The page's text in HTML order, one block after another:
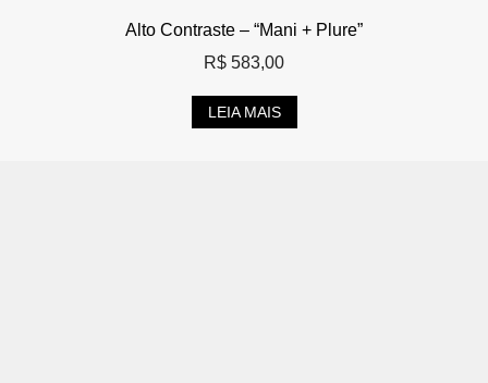
Alto Contraste – “Mani + Plure”
R$ 583,00
LEIA MAIS